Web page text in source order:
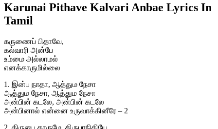
Karunai Pithave Kalvari Anbae Lyrics In
Tamil
கருணைப் பிதாவே,
கல்வாரி அன்பே
உம்மை அல்லாமல்
எனக்காருமில்லை
1. இன்ப நாதா, ஆத்தும நேசா
ஆத்தும நேசா, ஆத்தும நேசா
அன்பின் கடலே, அன்பின் கடலே
அன்பினால் என்னை உருவாக்கினீரே – 2
2. கிருபை தாருமே, கிருபாநிதியே